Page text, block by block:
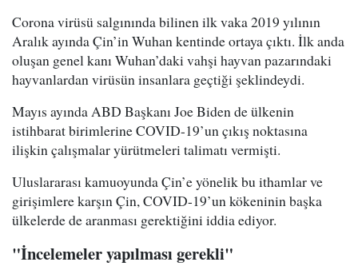
Corona virüsü salgınında bilinen ilk vaka 2019 yılının
Aralık ayında Çin’in Wuhan kentinde ortaya çıktı. İlk anda
oluşan genel kanı Wuhan’daki vahşi hayvan pazarındaki
hayvanlardan virüsün insanlara geçtiği şeklindeydi.
Mayıs ayında ABD Başkanı Joe Biden de ülkenin
istihbarat birimlerine COVID-19’un çıkış noktasına
ilişkin çalışmalar yürütmeleri talimatı vermişti.
Uluslararası kamuoyunda Çin’e yönelik bu ithamlar ve
girişimlere karşın Çin, COVID-19’un kökeninin başka
ülkelerde de aranması gerektiğini iddia ediyor.
"İncelemeler yapılması gerekli"